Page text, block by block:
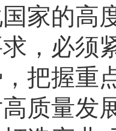
家的高
，必须
把握重
质量发